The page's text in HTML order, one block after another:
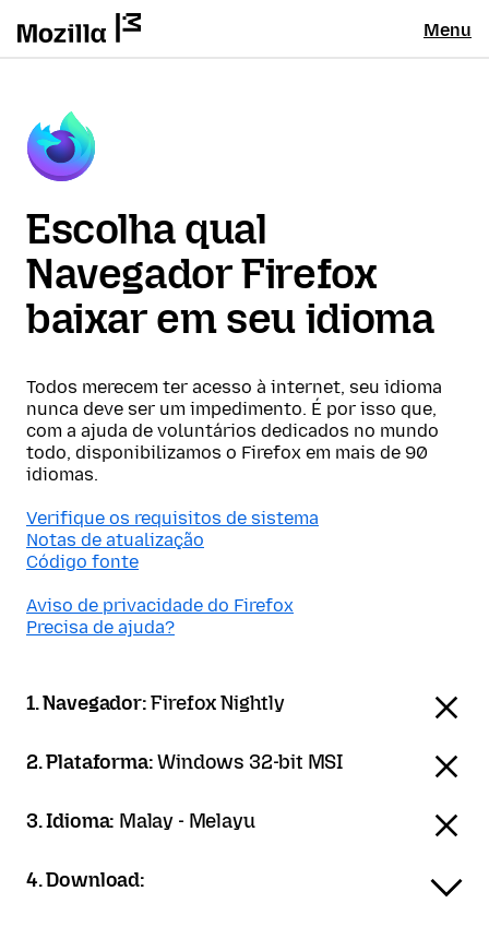
Menu
Escolha qual
Navegador Firefox
baixar em seu idioma
Todos merecem ter acesso à internet, seu idioma
nunca deve ser um impedimento. É por isso que,
com a ajuda de voluntários dedicados no mundo
todo, disponibilizamos o Firefox em mais de 90
idiomas.
Verifique os requisitos de sistema
Notas de atualização
Código fonte
Aviso de privacidade do Firefox
Precisa de ajuda?
1. Navegador:Firefox Nightly
2. Plataforma:Windows 32-bit MSI
3. Idioma: Malay - Melayu
4. Download: